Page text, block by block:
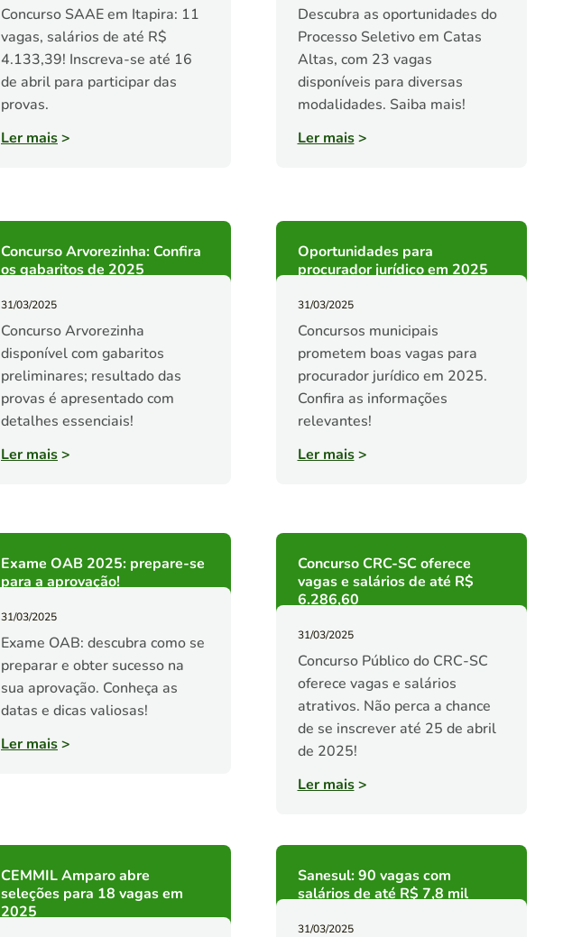
Concurso SAAE em Itapira: 11
vagas, salários de até R$
4.133,39! Inscreva-se até 16
de abril para participar das
provas.
Ler mais>
Descubra as oportunidades do
Processo Seletivo em Catas
Altas, com 23 vagas
disponíveis para diversas
modalidades. Saiba mais!
Ler mais>
Concurso Arvorezinha: Confira
os gabaritos de 2025
31/03/2025
Concurso Arvorezinha
disponível com gabaritos
preliminares; resultado das
provas é apresentado com
detalhes essenciais!
Ler mais>
Oportunidades para
procurador jurídico em 2025
31/03/2025
Concursos municipais
prometem boas vagas para
procurador jurídico em 2025.
Confira as informações
relevantes!
Ler mais>
Exame OAB 2025: prepare-se
para a aprovação!
31/03/2025
Exame OAB: descubra como se
preparar e obter sucesso na
sua aprovação. Conheça as
datas e dicas valiosas!
Ler mais>
Concurso CRC-SC oferece
vagas e salários de até R$
6.286,60
31/03/2025
Concurso Público do CRC-SC
oferece vagas e salários
atrativos. Não perca a chance
de se inscrever até 25 de abril
de 2025!
Ler mais>
CEMMIL Amparo abre
seleções para 18 vagas em
2025
Sanesul: 90 vagas com
salários de até R$ 7,8 mil
31/03/2025